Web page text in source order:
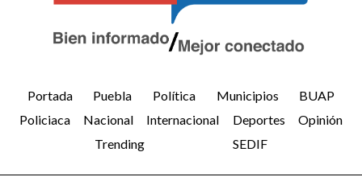
Portada Puebla Política Municipios
BUAP
Policiaca
Nacional Internacional Deportes
Opinión
Trending
SEDIF